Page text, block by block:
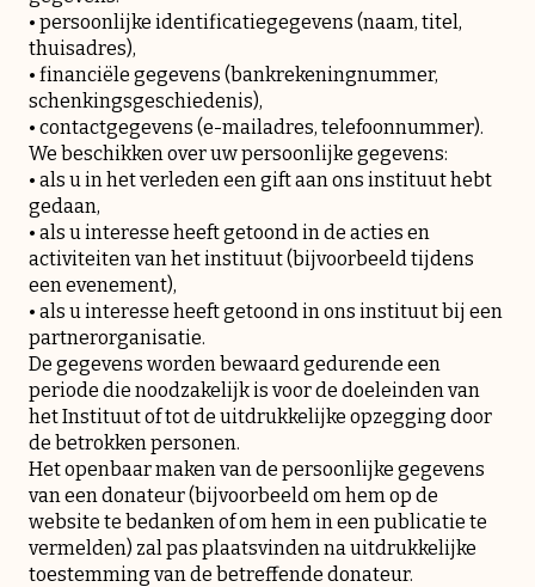
• persoonlijke identificatiegegevens (naam, titel,
thuisadres),
• financiële gegevens (bankrekeningnummer,
schenkingsgeschiedenis),
• contactgegevens (e-mailadres, telefoonnummer).
We beschikken over uw persoonlijke gegevens:
• als u in het verleden een gift aan ons instituut hebt
gedaan,
• als u interesse heeft getoond in de acties en
activiteiten van het instituut (bijvoorbeeld tijdens
een evenement),
• als u interesse heeft getoond in ons instituut bij een
partnerorganisatie.
De gegevens worden bewaard gedurende een
periode die noodzakelijk is voor de doeleinden van
het Instituut of tot de uitdrukkelijke opzegging door
de betrokken personen.
Het openbaar maken van de persoonlijke gegevens
van een donateur (bijvoorbeeld om hem op de
website te bedanken of om hem in een publicatie te
vermelden) zal pas plaatsvinden na uitdrukkelijke
toestemming van de betreffende donateur.